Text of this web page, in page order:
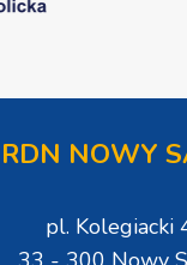
RDN NOWY
pl. Kolegiacki